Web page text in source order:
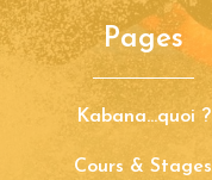
Pages
Kabana...quoi ?
Cours & Stages